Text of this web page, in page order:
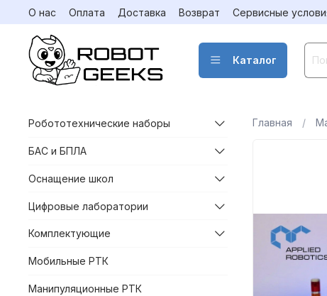
О нас Оплата Доставка Возврат Сервисные
Каталог
Главная
Робототехнические наборы
БАС и БПЛА
Оснащение школ
Цифровые лаборатории
Комплектующие
Мобильные РТК
Манипуляционные РТК